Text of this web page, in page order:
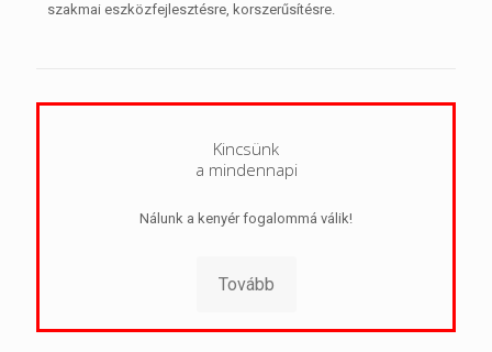
szakmai eszközfejlesztésre, korszerűsítésre.
Kincsünk
a mindennapi
Nálunk a kenyér fogalommá válik!
Tovább